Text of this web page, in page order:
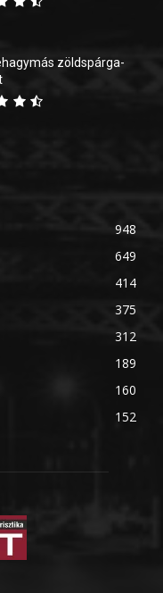
zöldspárga-
948
649
414
375
312
189
160
152